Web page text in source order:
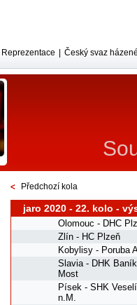
Reprezentace Český svaz
Předchozí kola
jaro 2020 - 22. kolo -
Olomouc - DHC
Zlín - HC Plzeň
Kobylisy - Poruba
Slavia - DHK Baník
Most
Písek - SHK Veselí
n.M.